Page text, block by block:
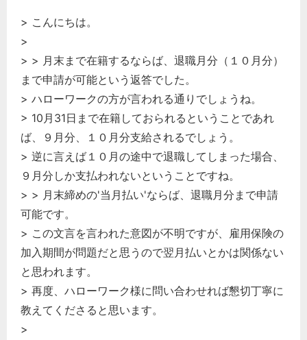
> こんにちは。
>
> > 月末まで在籍するならば、退職月分（１０月分）
まで申請が可能という返答でした。
> ハローワークの方が言われる通りでしょうね。
> 10月31日まで在籍しておられるということであれ
ば、９月分、１０月分支給されるでしょう。
> 逆に言えば１０月の途中で退職してしまった場合、
９月分しか支払われないということですね。
> > 月末締めの'当月払い'ならば、退職月分まで申請
可能です。
> この文言を言われた意図が不明ですが、雇用保険の
加入期間が問題だと思うので翌月払いとかは関係ない
と思われます。
> 再度、ハローワーク様に問い合わせれば懇切丁寧に
教えてくださると思います。
>